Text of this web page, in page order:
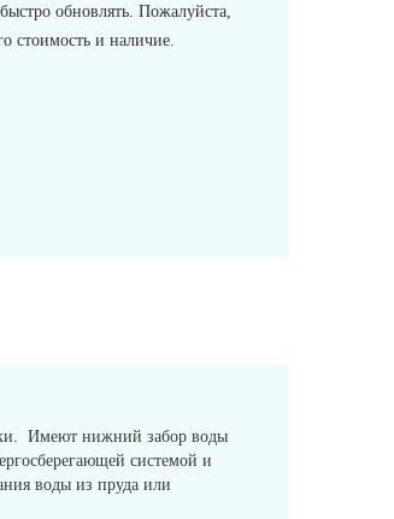
обновлять. Пожалуйста,
стоимость и наличие.
Имеют нижний забор воды
системой и
воды из пруда или